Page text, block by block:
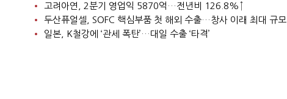
고려아연, 2분기 영업익 5870억…전년비 126.8%↑
두산퓨얼셀, SOFC 핵심부품 첫 해외 수출…창사 이래 최대 규모
일본, K철강에 ‘관세 폭탄’…대일 수출 ‘타격’